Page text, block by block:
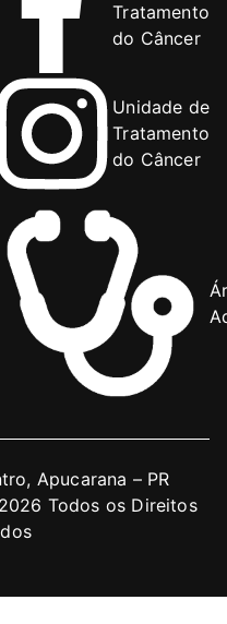
Tratamento
do Câncer
Unidade de
Tratamento
do Câncer
Apucarana – PR
Todos os Direitos